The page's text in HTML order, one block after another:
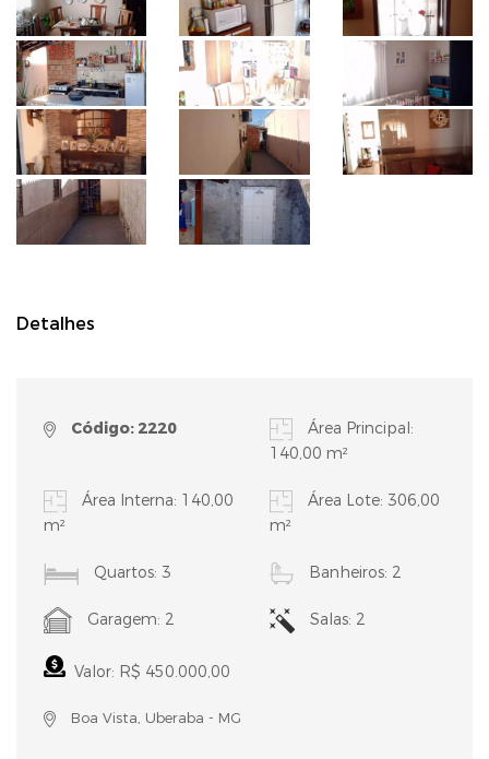
Detalhes
Código: 2220
Área Principal:
140,00 m²
Área Interna: 140,00
m²
Área Lote: 306,00
m²
Quartos: 3 Banheiros: 2
Garagem: 2 Salas: 2
Valor: R$ 450.000,00
Boa Vista, Uberaba - MG